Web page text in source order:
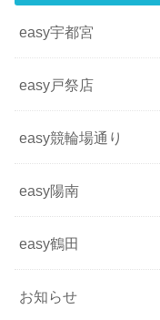
easy宇都宮
easy戸祭店
easy競輪場通り
easy陽南
easy鶴田
お知らせ